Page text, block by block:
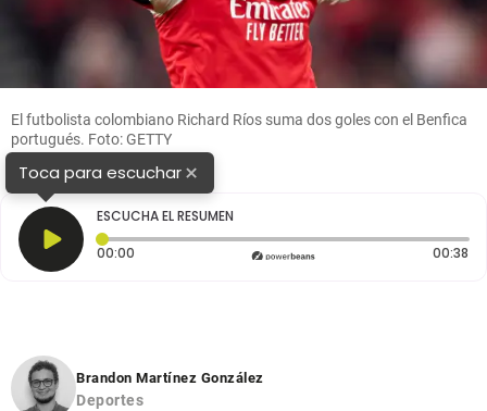
El futbolista colombiano Richard Ríos suma dos goles con el Benfica
portugués. Foto: GETTY
Toca para escuchar×
ESCUCHA EL RESUMEN
00:00 Tiempo transcurrido: 0 segundos 00:38
Brandon Martínez González
Deportes